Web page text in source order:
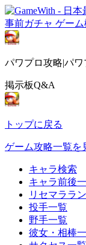
事前ガチャ ゲーム
パワプロ攻略|パ
掲示板Q&A
トップに戻る
ゲーム攻略一覧を
キャラ検索
キャラ前後
リセマララ
投手一覧
野手一覧
彼女・相棒